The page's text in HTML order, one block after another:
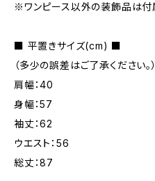
※ワンピース以外の装飾品は付
■ 平置きサイズ(cm) ■
（多少の誤差はご了承ください。）
肩幅：40
身幅：57
袖丈：62
ウエスト：56
総丈：87